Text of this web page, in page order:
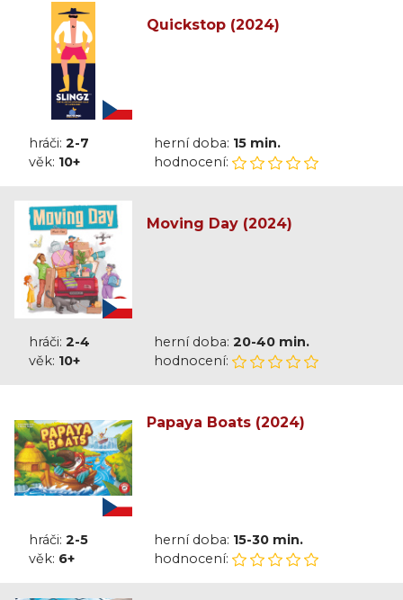
Quickstop (2024)
hráči: 2-7 herní doba: 15 min.
věk: 10+ hodnocení:
Moving Day (2024)
hráči: 2-4 herní doba: 20-40 min.
věk: 10+ hodnocení:
Papaya Boats (2024)
hráči: 2-5 herní doba: 15-30 min.
věk: 6+ hodnocení: